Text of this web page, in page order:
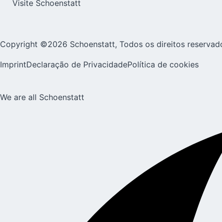
Visite Schoenstatt
Copyright ©2026 Schoenstatt, Todos os direitos
ImprintDeclaração de PrivacidadePolítica de cookies
We are all Schoenstatt